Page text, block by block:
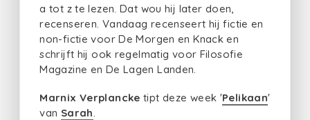
a tot z te lezen. Dat wou hij later doen,
recenseren. Vandaag recenseert hij fictie en
non-fictie voor De Morgen en Knack en
schrijft hij ook regelmatig voor Filosofie
Magazine en De Lagen Landen.
Marnix Verplancke tipt deze week 'Pelikaan'
van Sarah